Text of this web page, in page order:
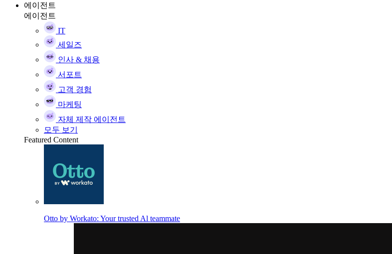
에이전트
에이전트
IT
세일즈
인사 & 채용
서포트
고객 경험
마케팅
자체 제작 에이전트
모두 보기
Featured Content
Otto by Workato: Your trusted Al teammate